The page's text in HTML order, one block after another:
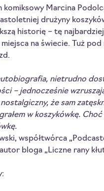
komiksowy Marcina
drużyny
historię – tę
na świecie. Tuż pod
nietrudno
– jednocześnie
że sam
w koszykówkę.
współtwórca
bloga „Liczne rany